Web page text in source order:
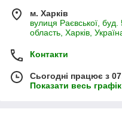
м. Харків
вулиця Раєвської, буд.
область, Харків,
Контакти
Сьогодні працює з
Показати весь